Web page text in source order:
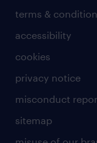
terms &
accessibility
cookies
privacy notice
misconduct
sitemap